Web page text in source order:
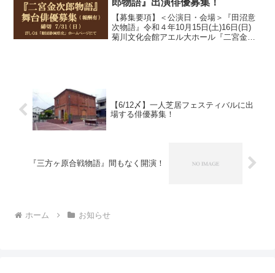
郎物語』出演俳優募集！
【募集要項】＜公演日・会場＞『田沼意
次物語』令和４年10月15日(土)16日(日)
菊川文化会館アエル大ホール『二宮金次
【6/12〆】一人芝居フェスティバルに出
場する俳優募集！
『三方ヶ原合戦物語』間もなく開演！
ホーム お知らせ